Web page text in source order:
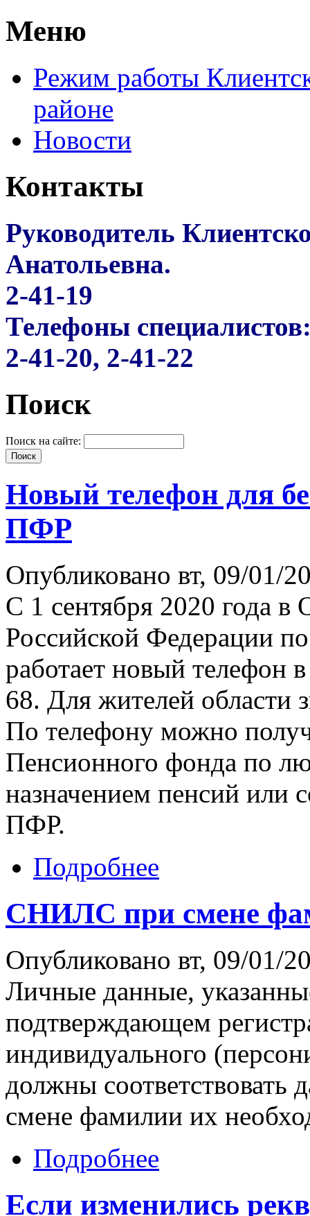
Меню
Режим работы
районе
Новости
Контакты
Руководитель
Анатольевна.
2-41-19
Телефоны
2-41-20, 2-41-22
Поиск
Поиск на сайте:
Новый телефон для
ПФР
Опубликовано вт, 09/01/
С 1 сентября 2020 года
Российской Федерации
работает новый телефон
68. Для жителей области
По телефону можно
Пенсионного фонда по
назначением пенсий или
ПФР.
Подробнее
СНИЛС при смене
Опубликовано вт, 09/01/
Личные данные,
подтверждающем
индивидуального
должны соответствовать
смене фамилии их
Подробнее
Если изменились